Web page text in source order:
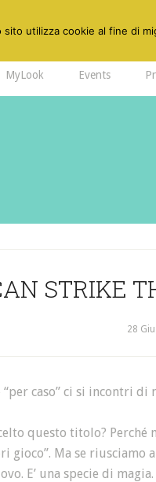
MyLook Events
STRIKE
28
“per caso” ci si incontri
questo titolo?
gioco”. Ma se
E’ una specie di
sito utilizza cookie al fine di